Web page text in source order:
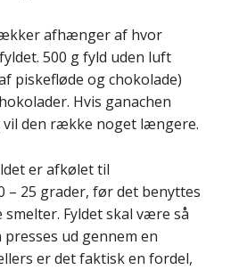
afhænger af hvor
500 g fyld uden luft
piskefløde og chokolade)
Hvis ganachen
den række noget længere.
er afkølet til
– 25 grader, før det benyttes
smelter. Fyldet skal være så
ud gennem en
er det faktisk en fordel,